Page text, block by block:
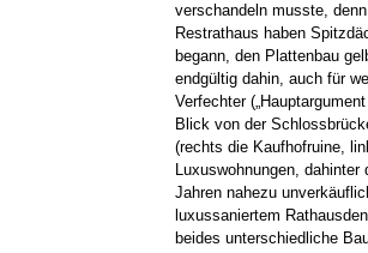
verschandeln musste,
Restrathaus haben
begann, den Plattenbau
endgültig dahin, auch für
Verfechter
Blick von der
(rechts die Kaufhofruine,
Luxuswohnungen,
Jahren nahezu
luxussaniertem
beides unterschiedliche